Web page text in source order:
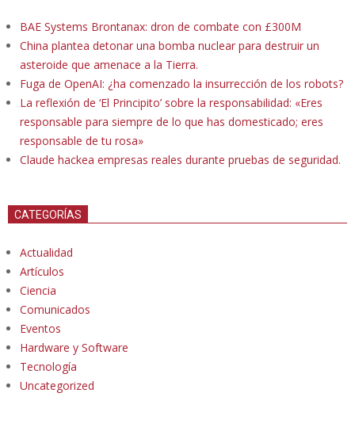
BAE Systems Brontanax: dron de combate con £300M
China plantea detonar una bomba nuclear para destruir un
asteroide que amenace a la Tierra.
Fuga de OpenAI: ¿ha comenzado la insurrección de los robots?
La reflexión de ‘El Principito’ sobre la responsabilidad: «Eres
responsable para siempre de lo que has domesticado; eres
responsable de tu rosa»
Claude hackea empresas reales durante pruebas de seguridad.
CATEGORÍAS
Actualidad
Artículos
Ciencia
Comunicados
Eventos
Hardware y Software
Tecnología
Uncategorized